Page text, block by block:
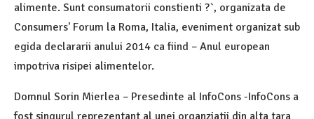
alimente. Sunt consumatorii constienti ?`, organizata de
Consumers' Forum la Roma, Italia, eveniment organizat sub
egida declararii anului 2014 ca fiind – Anul european
impotriva risipei alimentelor.
Domnul Sorin Mierlea – Presedinte al InfoCons -InfoCons a
fost singurul reprezentant al unei organziatii din alta tara